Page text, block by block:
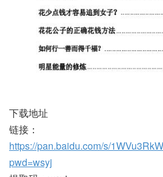
下载地址
链接：
https://pan.baidu.com/s/
pwd=wsyj